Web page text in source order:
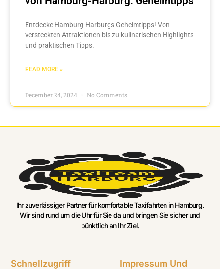
Entdecke Hamburg-Harburgs Geheimtipps! Von
versteckten Attraktionen bis zu kulinarischen Highlights
und praktischen Tipps.
READ MORE »
December 24, 2024 No Comments
Ihr zuverlässiger Partner für komfortable Taxifahrten in Hamburg.
Wir sind rund um die Uhr für Sie da und bringen Sie sicher und
pünktlich an Ihr Ziel.
Schnellzugriff
Impressum Und